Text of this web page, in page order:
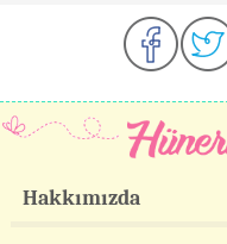
Hakkımızda